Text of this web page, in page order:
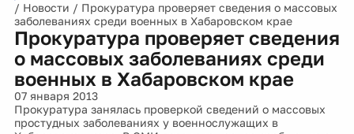
/ Новости / Прокуратура проверяет сведения о массовых
заболеваниях среди военных в Хабаровском крае
Прокуратура проверяет сведения
о массовых заболеваниях среди
военных в Хабаровском крае
07 января 2013
Прокуратура занялась проверкой сведений о массовых
простудных заболеваниях у военнослужащих в